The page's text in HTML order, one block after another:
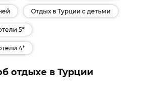
Отдых в Турции с детьми
5*
4*
отдыхе в Турции